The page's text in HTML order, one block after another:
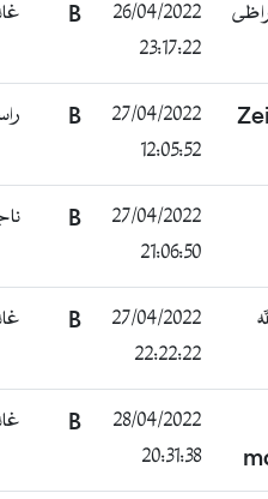
26/04/2022
23:17:22
B غائب
27/04/2022
12:05:52
B راسب
27/04/2022
21:06:50
B ناجح
27/04/2022
22:22:22
B غائب
28/04/2022
20:31:38
B غائب